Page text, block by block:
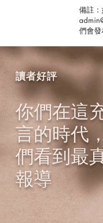
備註
們會發
讀者好評
你們在這
言的時代
們看到最
報導